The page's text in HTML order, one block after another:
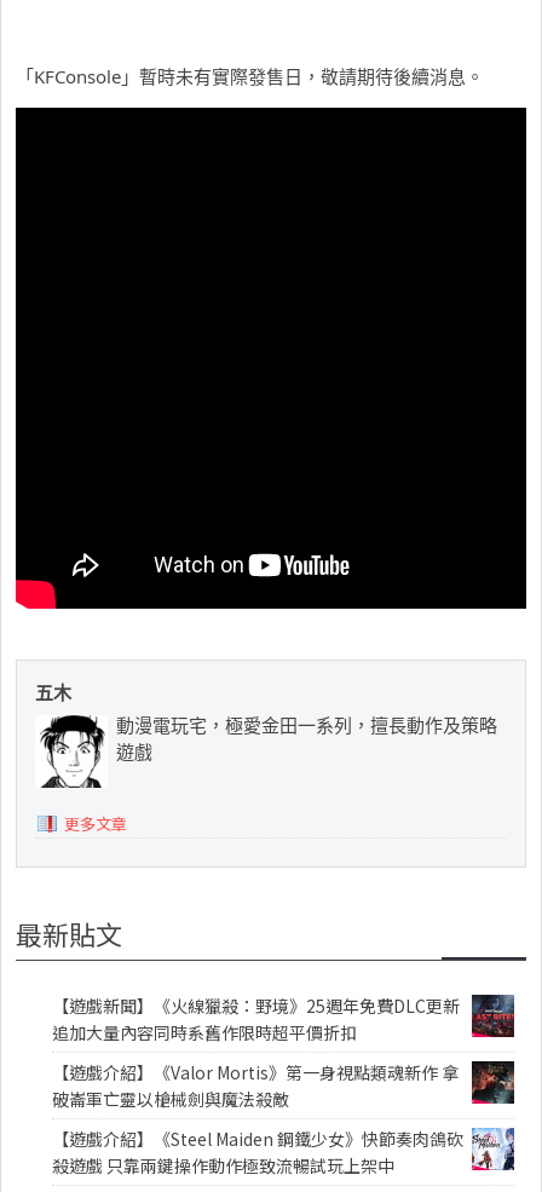
「KFConsole」暫時未有實際發售日，敬請期待後續消息。
五木
動漫電玩宅，極愛金田一系列，擅長動作及策略
遊戲
更多文章
最新貼文
【遊戲新聞】《火線獵殺：野境》25週年免費DLC更新
追加大量內容同時系舊作限時超平價折扣
【遊戲介紹】《Valor Mortis》第一身視點類魂新作 拿
破崙軍亡靈以槍械劍與魔法殺敵
【遊戲介紹】《Steel Maiden 鋼鐵少女》快節奏肉鴿砍
殺遊戲 只靠兩鍵操作動作極致流暢試玩上架中